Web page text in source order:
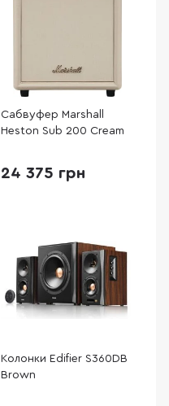
Сабвуфер Marshall
Heston Sub 200 Cream
24 375 грн
Колонки Edifier S360DB
Brown